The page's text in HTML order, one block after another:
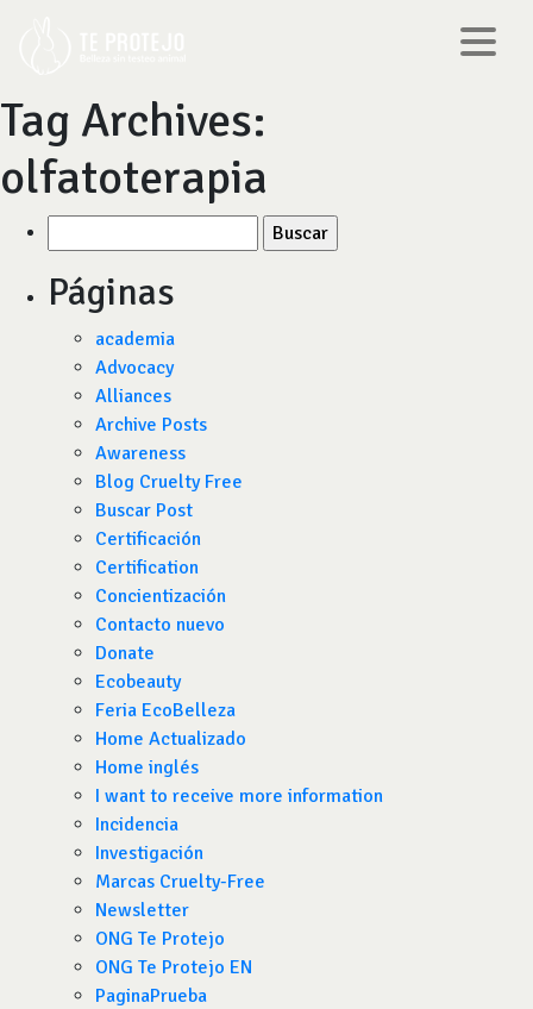
Tag Archives:
olfatoterapia
por:
Páginas
academia
Advocacy
Alliances
Archive Posts
Awareness
Blog Cruelty Free
Buscar Post
Certificación
Certification
Concientización
Contacto nuevo
Donate
Ecobeauty
Feria EcoBelleza
Home Actualizado
Home inglés
I want to receive more information
Incidencia
Investigación
Marcas Cruelty-Free
Newsletter
ONG Te Protejo
ONG Te Protejo EN
PaginaPrueba